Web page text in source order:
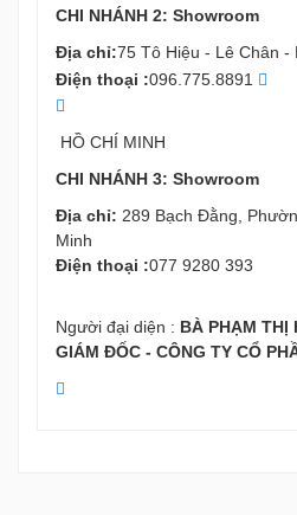
CHI NHÁNH 2: Showroom
Địa chỉ:75 Tô Hiệu - Lê Chân -
Điện thoại :096.775.8891
HỒ CHÍ MINH
CHI NHÁNH 3: Showroom
Địa chỉ: 289 Bạch Đằng,
Minh
Điện thoại :077 9280 393
Người đại diện : BÀ PHẠM THỊ
GIÁM ĐỐC - CÔNG TY CỔ